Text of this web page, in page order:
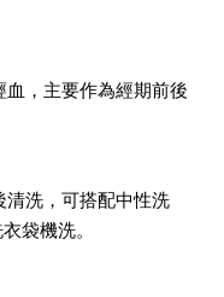
，主要作為經期前後
清洗，可搭配中性洗
袋機洗。